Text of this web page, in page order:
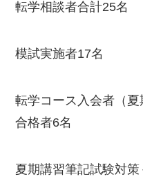
転学相談者合計25名
模試実施者17名
転学コース入会者（
合格者6名
夏期講習筆記試験対